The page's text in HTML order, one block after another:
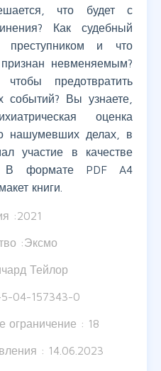
что будет с
Как судебный
преступником и что
невменяемым?
предотвратить
событий? Вы узнаете,
оценка
нашумевших делах, в
участие в качестве
В формате PDF A4
книги.
:2021
:Эксмо
Тейлор
04-157343-0
ограничение : 18
: 14.06.2023